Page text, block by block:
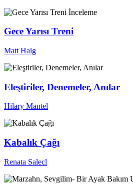
İnceleme
Gece Yarısı Treni
Matt Haig
Eleştiriler, Denemeler, Anılar
Hilary Mantel
Kabalık Çağı
Renata Salecl